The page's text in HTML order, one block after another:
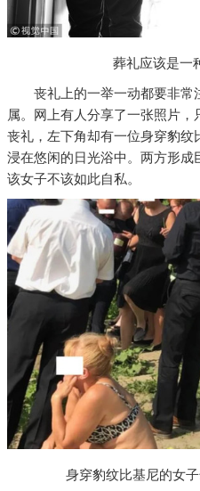
葬礼应该是一
丧礼上的一举一动都要非常
属。网上有人分享了一张照片
丧礼，左下角却有一位身穿豹
浸在悠闲的日光浴中。两方形
该女子不该如此自私。
身穿豹纹比基尼的女